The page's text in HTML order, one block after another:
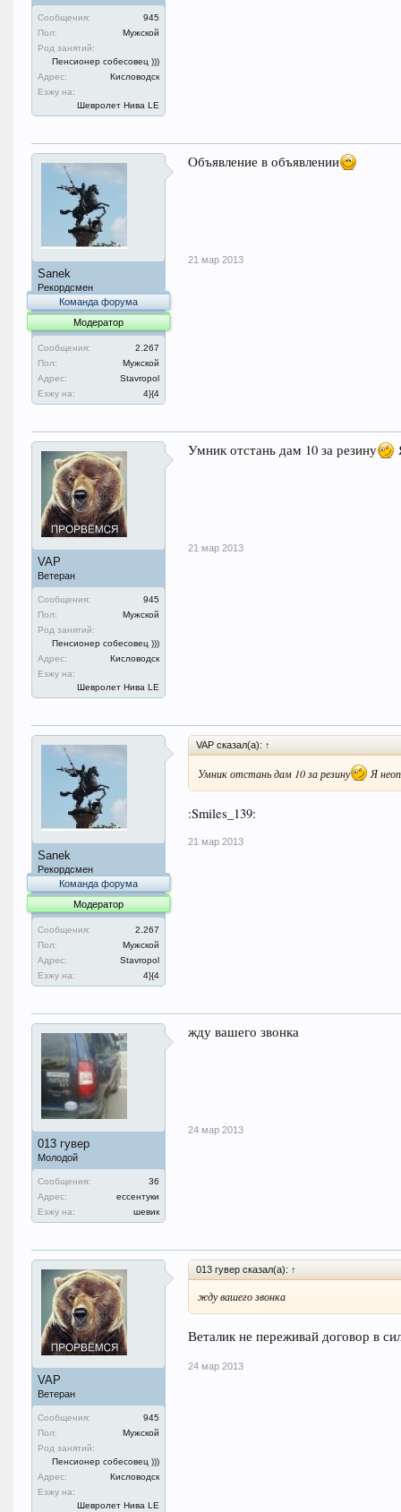
Сообщения:
945
Пол:
Мужской
Род занятий:
Пенсионер собесовец )))
Адрес:
Кисловодск
Езжу на:
Шевролет Нива LE
Sanek
Рекордсмен
Команда форума
Модератор
Сообщения:
2.267
Пол:
Мужской
Адрес:
Stavropol
Езжу на:
4}{4
Объявление в объявлении
21 мар 2013
VAP
Ветеран
Сообщения:
945
Пол:
Мужской
Род занятий:
Пенсионер собесовец )))
Адрес:
Кисловодск
Езжу на:
Шевролет Нива LE
Умник отстань дам 10 за резину
21 мар 2013
Sanek
Рекордсмен
Команда форума
Модератор
Сообщения:
2.267
Пол:
Мужской
Адрес:
Stavropol
Езжу на:
4}{4
VAP сказал(а): ↑
Умник отстань дам 10 за резину Я
:Smiles_139:
21 мар 2013
013 гувер
Молодой
Сообщения:
36
Адрес:
ессентуки
Езжу на:
шевик
жду вашего звонка
24 мар 2013
VAP
Ветеран
Сообщения:
945
Пол:
Мужской
Род занятий:
Пенсионер собесовец )))
Адрес:
Кисловодск
Езжу на:
Шевролет Нива LE
013 гувер сказал(а): ↑
жду вашего звонка
Веталик не переживай договор в
24 мар 2013